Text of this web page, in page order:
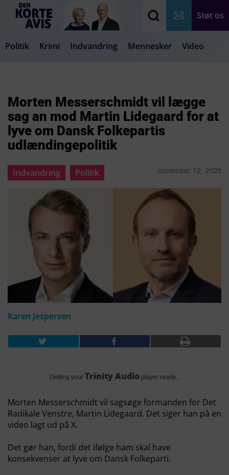
Støt os
Politik Krimi Indvandring Mennesker Video
Morten Messerschmidt vil lægge
sag an mod Martin Lidegaard for at
lyve om Dansk Folkepartis
udlændingepolitik
Indvandring Politik november 12, 2025
Karen Jespersen
Getting your Trinity Audio player ready...
Morten Messerschmidt vil sagsøge formanden for Det
Radikale Venstre, Martin Lidegaard. Det siger han på en
video lagt ud på X.
Det gør han, fordi det ifølge ham skal have
konsekvenser at lyve om Dansk Folkeparti.